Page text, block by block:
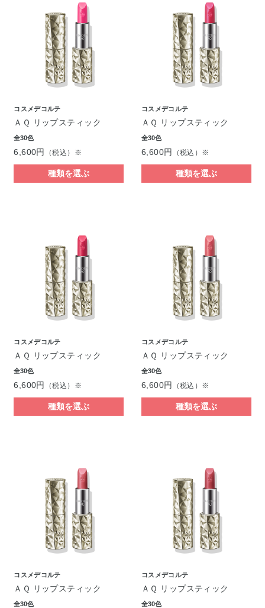
コスメデコルテ
ＡＱ リップスティック
全30色
6,600円 （税込）※
種類を選ぶ
コスメデコルテ
ＡＱ リップスティック
全30色
6,600円 （税込）※
種類を選ぶ
コスメデコルテ
ＡＱ リップスティック
全30色
6,600円 （税込）※
種類を選ぶ
コスメデコルテ
ＡＱ リップスティック
全30色
6,600円 （税込）※
種類を選ぶ
コスメデコルテ
ＡＱ リップスティック
全30色
コスメデコルテ
ＡＱ リップスティック
全30色